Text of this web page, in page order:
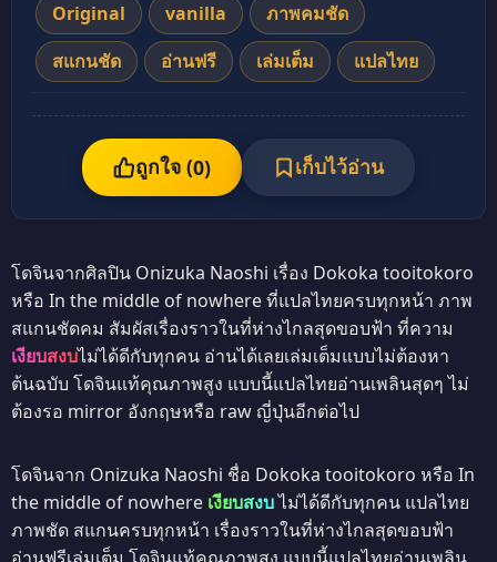
Original
vanilla
ภาพคมชัด
สแกนชัด
อ่านฟรี เล่มเต็ม แปลไทย
ถูกใจ (0) เก็บไว้อ่าน
โดจินจากศิลปิน Onizuka Naoshi เรื่อง Dokoka tooitokoro
หรือ In the middle of nowhere ที่แปลไทยครบทุกหน้า ภาพ
สแกนชัดคม สัมผัสเรื่องราวในที่ห่างไกลสุดขอบฟ้า ที่ความ
เงียบสงบไม่ได้ดีกับทุกคน อ่านได้เลยเล่มเต็มแบบไม่ต้องหา
ต้นฉบับ โดจินแท้คุณภาพสูง แบบนี้แปลไทยอ่านเพลินสุดๆ ไม่
ต้องรอ mirror อังกฤษหรือ raw ญี่ปุ่นอีกต่อไป
โดจินจาก Onizuka Naoshi ชื่อ Dokoka tooitokoro หรือ In
the middle of nowhere เงียบสงบไม่ได้ดีกับทุกคน แปลไทย
ภาพชัด สแกนครบทุกหน้า เรื่องราวในที่ห่างไกลสุดขอบฟ้า